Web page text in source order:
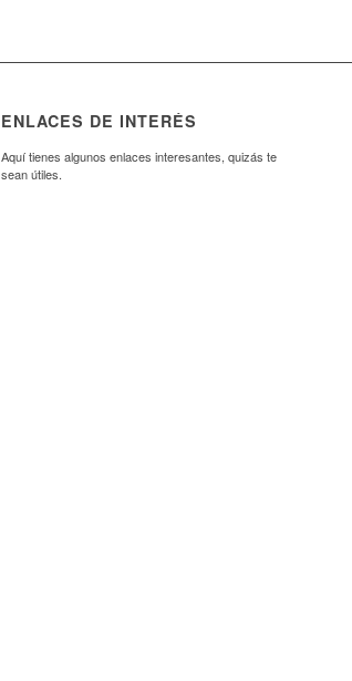
ENLACES DE INTERÉS
Aquí tienes algunos enlaces interesantes, quizás te
sean útiles.